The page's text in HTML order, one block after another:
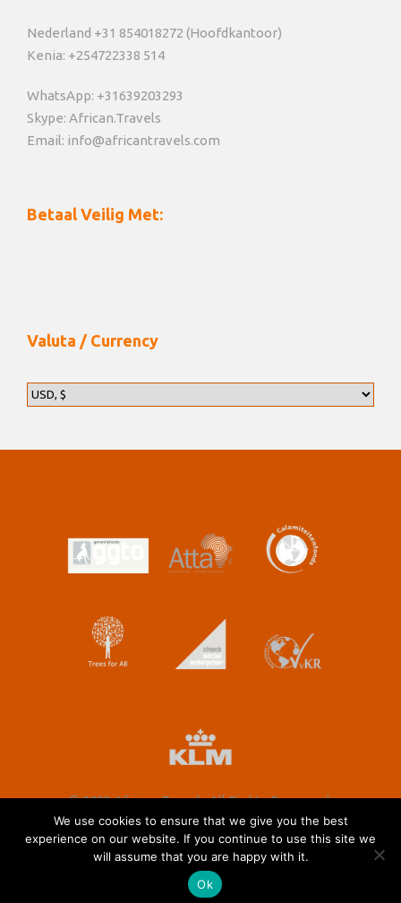
Nederland +31 854018272 (Hoofdkantoor)
Kenia: +254722338 514
WhatsApp: +31639203293
Skype: African.Travels
Email: info@africantravels.com
Betaal Veilig Met:
Valuta / Currency
© 2023 African Travels All Rights Reserved.
English
We use cookies to ensure that we give you the best
experience on our website. If you continue to use this site we
will assume that you are happy with it.
Ok